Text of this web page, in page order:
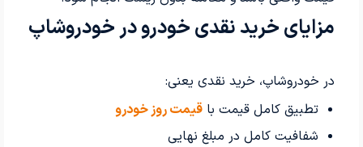
مزایای خرید نقدی خودرو در خودروشاپ
در خودروشاپ، خرید نقدی یعنی:
تطبیق کامل قیمت با قیمت روز خودرو
شفافیت کامل در مبلغ نهایی